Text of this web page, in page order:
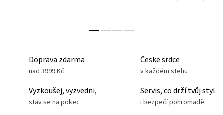
Doprava zdarma
nad 3999 Kč
České srdce
v každém stehu
Vyzkoušej, vyzvedni,
stav se na pokec
Servis, co drží tvůj styl
i bezpečí pohromadě